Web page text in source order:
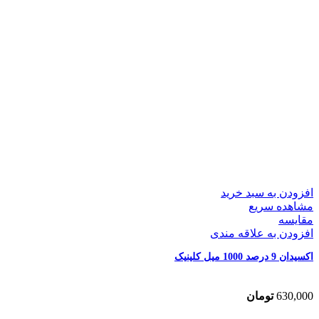
افزودن به سبد خرید
مشاهده سریع
مقایسه
افزودن به علاقه مندی
اکسیدان 9 درصد 1000 میل کلینیک
630,000 تومان